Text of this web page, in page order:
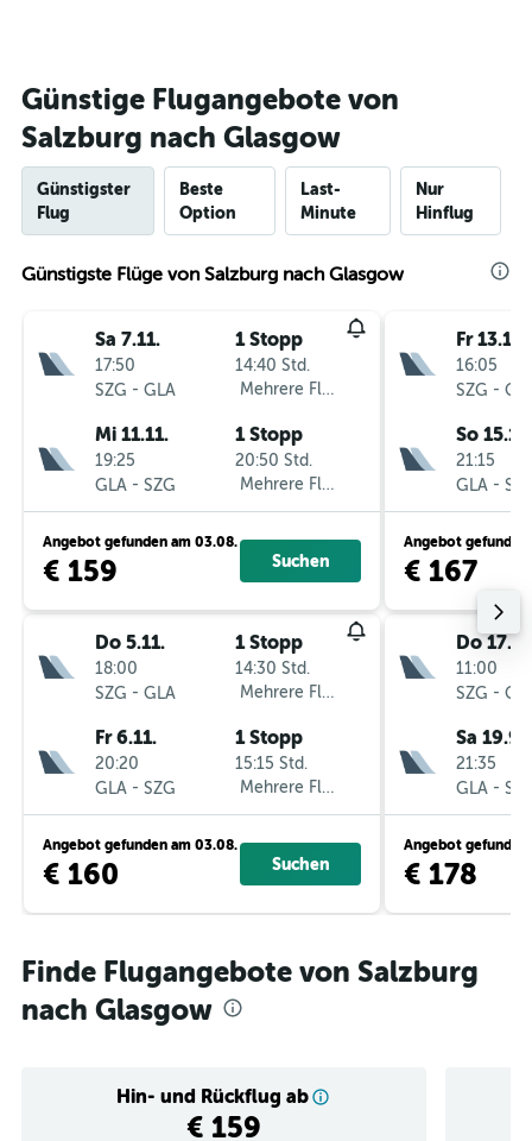
Günstige Flugangebote von
Salzburg nach Glasgow
Günstigster
Flug
Beste
Option
Last-
Minute
Nur
Hinflug
Günstigste Flüge von Salzburg nach Glasgow
Sa 7.11.
17:50
SZG - GLA
1 Stopp
14:40 Std.
Mehrere Fluglinien
Mi 11.11.
19:25
GLA - SZG
1 Stopp
20:50 Std.
Mehrere Fluglinien
Angebot gefunden am 03.08.
€ 159 Suchen
Do 5.11.
18:00
SZG - GLA
1 Stopp
14:30 Std.
Mehrere Fluglinien
Fr 6.11.
20:20
GLA - SZG
1 Stopp
15:15 Std.
Mehrere Fluglinien
Angebot gefunden am 03.08.
€ 160 Suchen
Fr 13.11.
16:05
SZG -
So 15.11.
21:15
GLA -
Angebot gefunden
€ 167
Do 17.9.
11:00
SZG -
Sa 19.9.
21:35
GLA -
Angebot gefunden
€ 178
Finde Flugangebote von Salzburg
nach Glasgow
Hin- und Rückflug ab
€ 159